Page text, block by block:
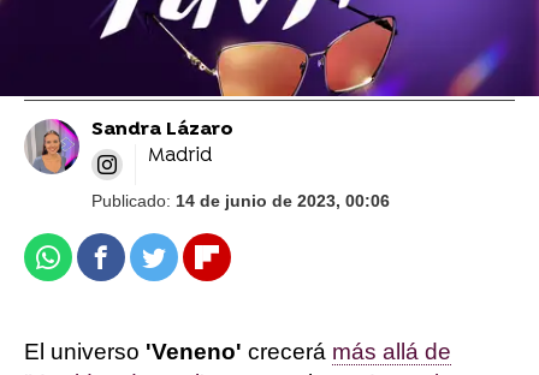
Sandra Lázaro
Madrid
Publicado: 14 de junio de 2023, 00:06
WhatsappFacebook
TwitterFlipboard
El universo 'Veneno' crecerá más allá de